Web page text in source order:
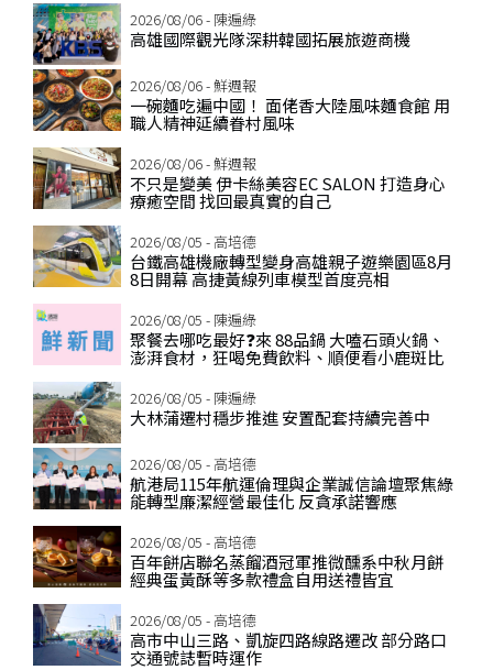
2026/08/06 - 陳遍綠
高雄國際觀光隊深耕韓國拓展旅遊商機
2026/08/06 - 鮮週報
一碗麵吃遍中國！ 面佬香大陸風味麵食館 用
職人精神延續眷村風味
2026/08/06 - 鮮週報
不只是變美 伊卡絲美容EC SALON 打造身心
療癒空間 找回最真實的自己
2026/08/05 - 高培德
台鐵高雄機廠轉型變身高雄親子遊樂園區8月
8日開幕 高捷黃線列車模型首度亮相
2026/08/05 - 陳遍綠
聚餐去哪吃最好❓來 88品鍋 大嗑石頭火鍋、
澎湃食材，狂喝免費飲料、順便看小鹿斑比
2026/08/05 - 陳遍綠
大林蒲遷村穩步推進 安置配套持續完善中
2026/08/05 - 高培德
航港局115年航運倫理與企業誠信論壇聚焦綠
能轉型廉潔經營最佳化 反貪承諾響應
2026/08/05 - 高培德
百年餅店聯名蒸餾酒冠軍推微醺系中秋月餅
經典蛋黃酥等多款禮盒自用送禮皆宜
2026/08/05 - 高培德
高市中山三路、凱旋四路線路遷改 部分路口
交通號誌暫時運作